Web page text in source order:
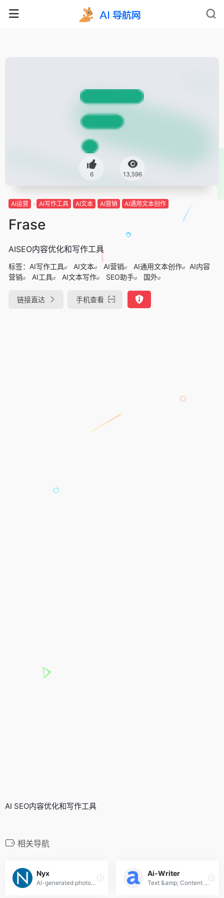
6 13,596
AI运营 AI写作工具 AI文本 AI营销 AI通用文本创作
Frase
AISEO内容优化和写作工具
标签： AI写作工具 AI文本 AI营销 AI通用文本创作
AI内容
营销
AI工具 AI文本写作 SEO助手 国外
链接直达 手机查看
AI SEO内容优化和写作工具
相关导航
Nyx
Al-generated photography
Ai-Writer
Text &amp; Content Generator